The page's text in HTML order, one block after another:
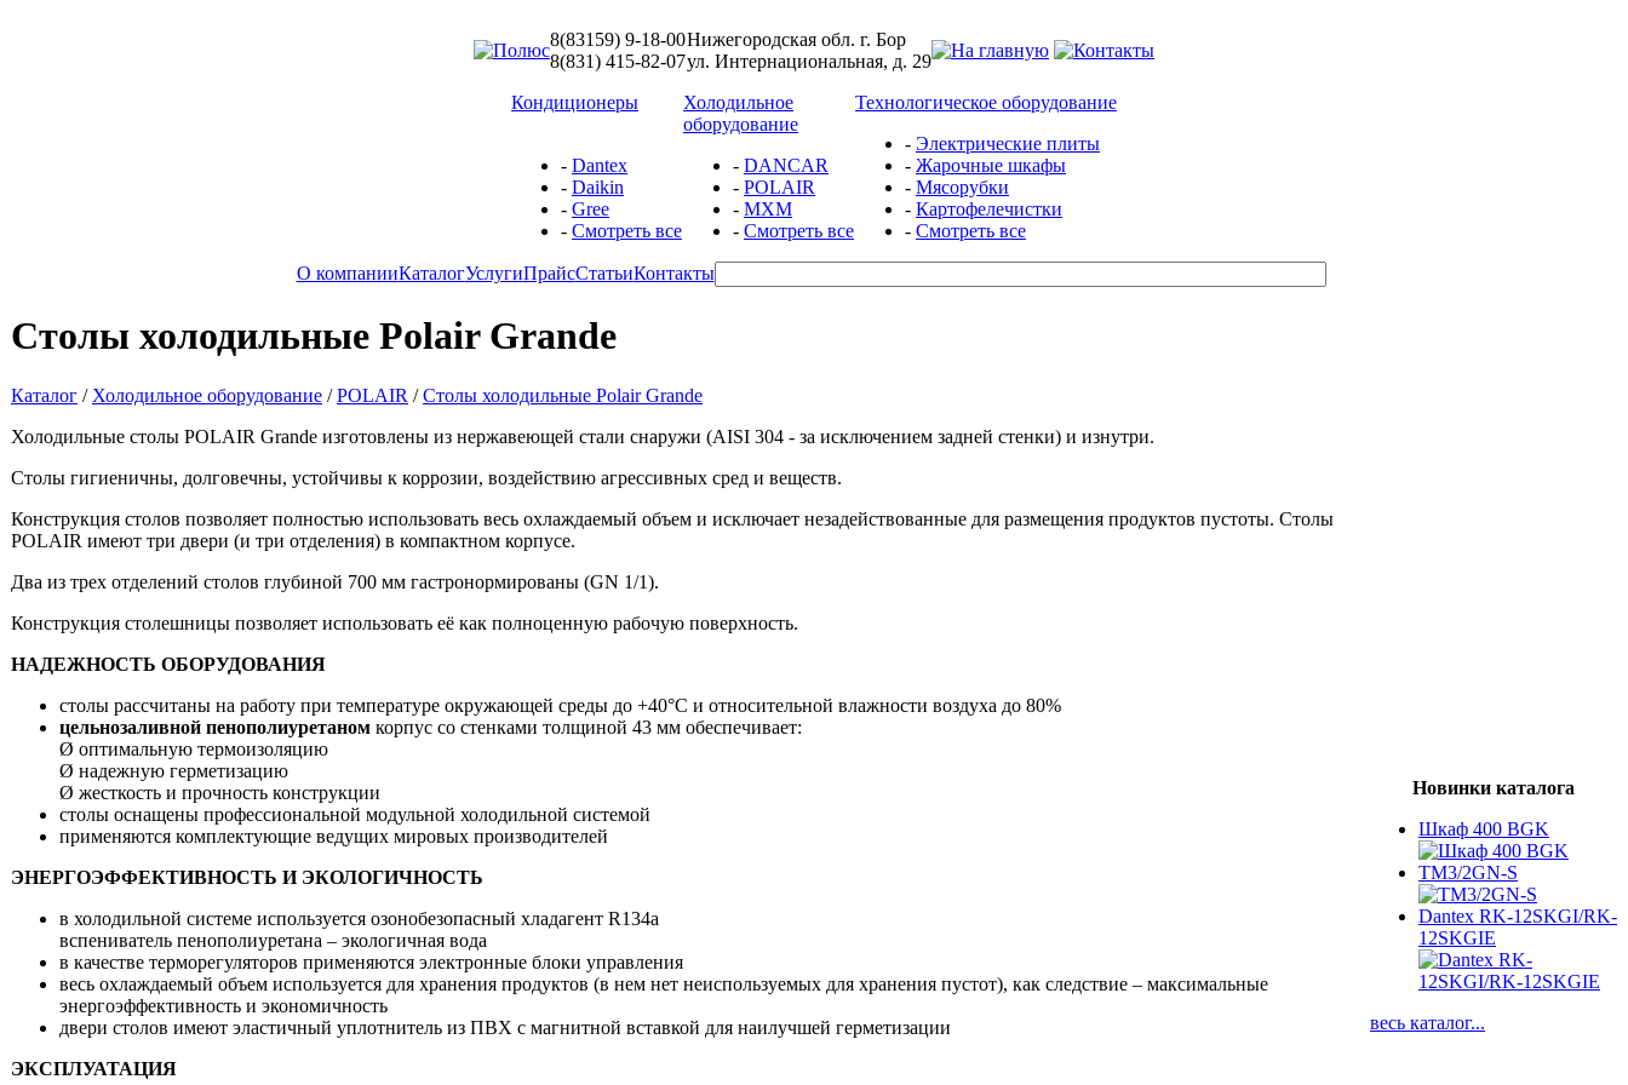
8(83159) 9-18-00
8(831) 415-82-07
Нижегородская обл. г. Бор
ул. Интернациональная, д. 29
Кондиционеры
- Dantex
- Daikin
- Gree
- Смотреть все
Холодильное
оборудование
- DANCAR
- POLAIR
- МХМ
- Смотреть все
Технологическое оборудование
- Электрические плиты
- Жарочные шкафы
- Мясорубки
- Картофелечистки
- Смотреть все
О компанииКаталогУслугиПрайсСтатьиКонтакты
Столы холодильные Polair Grande
Каталог / Холодильное оборудование /POLAIR /Столы холодильные Polair Grande
Холодильные столы POLAIR Grande изготовлены из нержавеющей стали снаружи (AISI 304 - за исключением задней стенки) и изнутри.
Столы гигиеничны, долговечны, устойчивы к коррозии, воздействию агрессивных сред и веществ.
Конструкция столов позволяет полностью использовать весь охлаждаемый объем и исключает незадействованные для размещения продуктов пустоты. Столы
POLAIR имеют три двери (и три отделения) в компактном корпусе.
Два из трех отделений столов глубиной 700 мм гастронормированы (GN 1/1).
Конструкция столешницы позволяет использовать её как полноценную рабочую поверхность.
НАДЕЖНОСТЬ ОБОРУДОВАНИЯ
столы рассчитаны на работу при температуре окружающей среды до +40°С и относительной влажности воздуха до 80%
цельнозаливной пенополиуретаном корпус со стенками толщиной 43 мм обеспечивает:
Ø оптимальную термоизоляцию
Ø надежную герметизацию
Ø жесткость и прочность конструкции
столы оснащены профессиональной модульной холодильной системой
применяются комплектующие ведущих мировых производителей
ЭНЕРГОЭФФЕКТИВНОСТЬ И ЭКОЛОГИЧНОСТЬ
в холодильной системе используется озонобезопасный хладагент R134a
вспениватель пенополиуретана – экологичная вода
в качестве терморегуляторов применяются электронные блоки управления
весь охлаждаемый объем используется для хранения продуктов (в нем нет неиспользуемых для хранения пустот), как следствие – максимальные
энергоэффективность и экономичность
двери столов имеют эластичный уплотнитель из ПВХ с магнитной вставкой для наилучшей герметизации
ЭКСПЛУАТАЦИЯ
Новинки каталога
Шкаф 400 BGK
TM3/2GN-S
Dantex RK-12SKGI/RK-
12SKGIE
весь каталог...